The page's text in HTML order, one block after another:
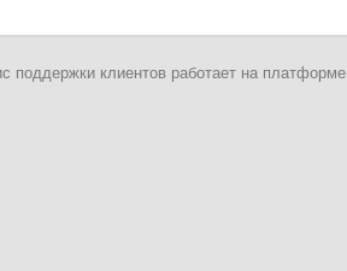
поддержки клиентов работает на платформе